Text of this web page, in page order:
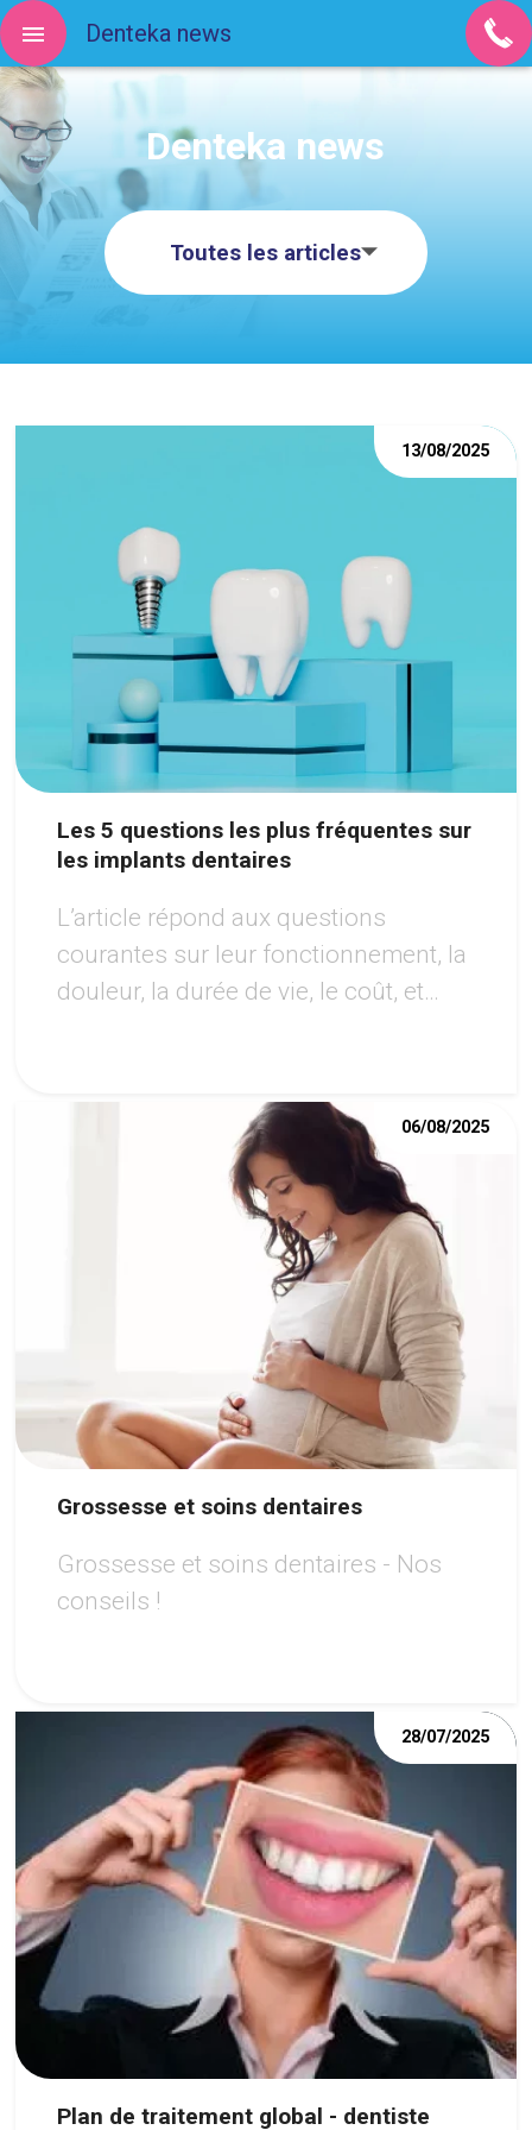
Denteka news
Toutes les articles
Les 5 questions les plus fréquentes sur
les implants dentaires
13/08/2025
L’article répond aux questions
courantes sur leur fonctionnement, la
douleur, la durée de vie, le coût, et
option moderne pour retrouver un
sourire harmonieux.
Grossesse et soins dentaires
06/08/2025
Grossesse et soins dentaires - Nos
conseils !
Plan de traitement global - dentiste
28/07/2025
Denteka news